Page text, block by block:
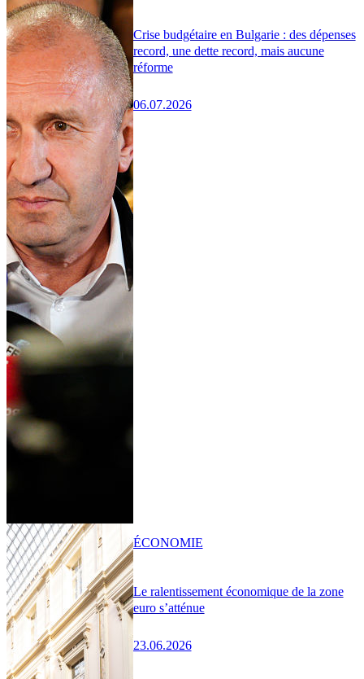
Crise budgétaire en Bulgarie : des dépenses
record, une dette record, mais aucune
réforme
06.07.2026
Le ralentissement économique de la zone
euro s’atténue
23.06.2026
ÉCONOMIE